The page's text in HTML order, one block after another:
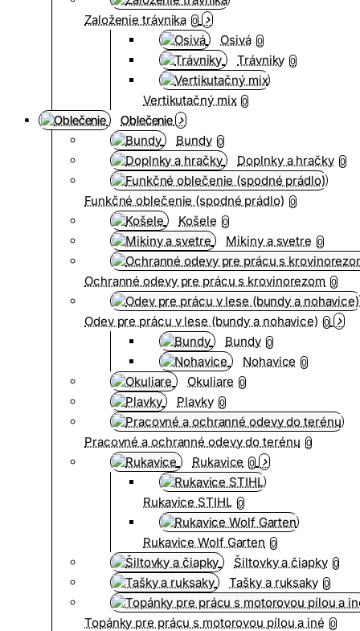
Založenie trávnika 0
Osivá 0
Trávniky 0
Vertikutačný mix 0
Oblečenie
Bundy 0
Doplnky a hračky 0
Funkčné oblečenie (spodné prádlo) 0
Košele 0
Mikiny a svetre 0
Ochranné odevy pre prácu s krovinorezom 0
Odev pre prácu v lese (bundy a nohavice) 0
Bundy 0
Nohavice 0
Okuliare 0
Plavky 0
Pracovné a ochranné odevy do terénu 0
Rukavice 0
Rukavice STIHL 0
Rukavice Wolf Garten 0
Šiltovky a čiapky 0
Tašky a ruksaky 0
Topánky pre prácu s motorovou pílou a iné 0